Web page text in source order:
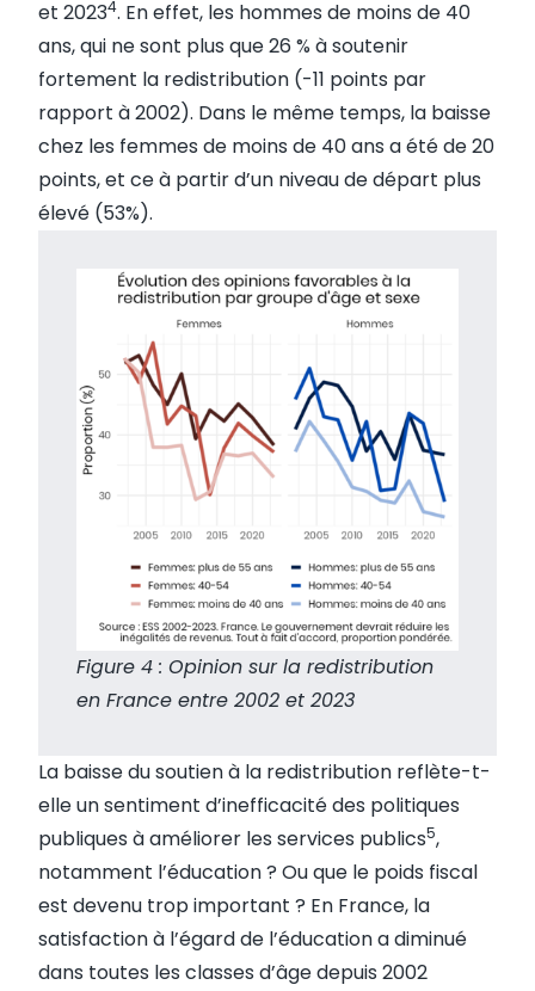
et 20234. En effet, les hommes de moins de 40
ans, qui ne sont plus que 26 % à soutenir
fortement la redistribution (-11 points par
rapport à 2002). Dans le même temps, la baisse
chez les femmes de moins de 40 ans a été de 20
points, et ce à partir d’un niveau de départ plus
élevé (53%).
Figure 4 : Opinion sur la redistribution
en France entre 2002 et 2023
La baisse du soutien à la redistribution reflète-t-
elle un sentiment d’inefficacité des politiques
publiques à améliorer les services publics5,
notamment l’éducation ? Ou que le poids fiscal
est devenu trop important ? En France, la
satisfaction à l’égard de l’éducation a diminué
dans toutes les classes d’âge depuis 2002